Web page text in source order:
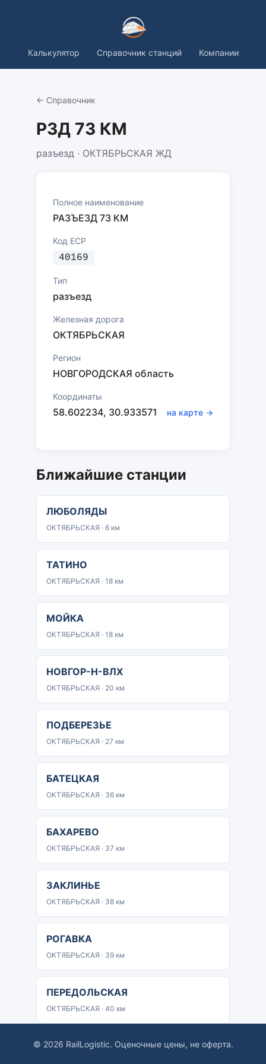
Калькулятор Справочник станций Компании
← Справочник
РЗД 73 КМ
разъезд · ОКТЯБРЬСКАЯ ЖД
Полное наименование
РАЗЪЕЗД 73 КМ
Код ЕСР
40169
Тип
разъезд
Железная дорога
ОКТЯБРЬСКАЯ
Регион
НОВГОРОДСКАЯ область
Координаты
58.602234, 30.933571 на карте →
Ближайшие станции
ЛЮБОЛЯДЫ
ОКТЯБРЬСКАЯ · 6 км
ТАТИНО
ОКТЯБРЬСКАЯ · 18 км
МОЙКА
ОКТЯБРЬСКАЯ · 18 км
НОВГОР-Н-ВЛХ
ОКТЯБРЬСКАЯ · 20 км
ПОДБЕРЕЗЬЕ
ОКТЯБРЬСКАЯ · 27 км
БАТЕЦКАЯ
ОКТЯБРЬСКАЯ · 36 км
БАХАРЕВО
ОКТЯБРЬСКАЯ · 37 км
ЗАКЛИНЬЕ
ОКТЯБРЬСКАЯ · 38 км
РОГАВКА
ОКТЯБРЬСКАЯ · 39 км
ПЕРЕДОЛЬСКАЯ
ОКТЯБРЬСКАЯ · 40 км
© 2026 RailLogistic. Оценочные цены, не оферта.